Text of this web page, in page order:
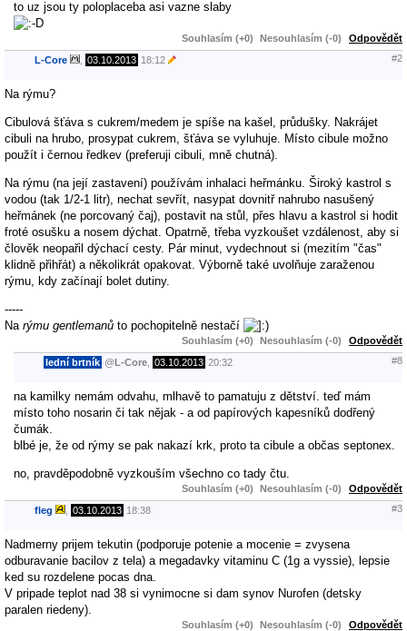
to uz jsou ty poloplaceba asi vazne slaby
Souhlasím (+0) Nesouhlasím (-0) Odpovědět
L-Core 03.10.2013 18:12 #2
Na rýmu?
Cibulová šťáva s cukrem/medem je spíše na kašel, průdušky. Nakrájet
cibuli na hrubo, prosypat cukrem, šťáva se vyluhuje. Místo cibule možno
použít i černou ředkev (preferuji cibuli, mně chutná).
Na rýmu (na její zastavení) používám inhalaci heřmánku. Široký kastrol s
vodou (tak 1/2-1 litr), nechat sevřít, nasypat dovnitř nahrubo nasušený
heřmánek (ne porcovaný čaj), postavit na stůl, přes hlavu a kastrol si hodit
froté osušku a nosem dýchat. Opatrně, třeba vyzkoušet vzdálenost, aby si
člověk neopařil dýchací cesty. Pár minut, vydechnout si (mezitím "čas"
klidně přihřát) a několikrát opakovat. Výborně také uvolňuje zaraženou
rýmu, kdy začínají bolet dutiny.
-----
Na rýmu gentlemanů to pochopitelně nestačí
Souhlasím (+0) Nesouhlasím (-0) Odpovědět
lední brtník @L-Core 03.10.2013 20:32 #8
na kamilky nemám odvahu, mlhavě to pamatuju z dětství. teď mám
místo toho nosarin či tak nějak - a od papírových kapesníků dodřený
čumák.
blbé je, že od rýmy se pak nakazí krk, proto ta cibule a občas septonex.
no, pravděpodobně vyzkouším všechno co tady čtu.
Souhlasím (+0) Nesouhlasím (-0) Odpovědět
fleg 03.10.2013 18:38 #3
Nadmerny prijem tekutin (podporuje potenie a mocenie = zvysena
odburavanie bacilov z tela) a megadavky vitaminu C (1g a vyssie), lepsie
ked su rozdelene pocas dna.
V pripade teplot nad 38 si vynimocne si dam synov Nurofen (detsky
paralen riedeny).
Souhlasím (+0) Nesouhlasím (-0) Odpovědět